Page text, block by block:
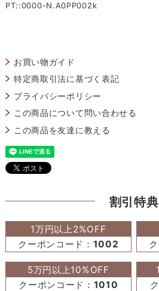
PT::0000-N.A0PP002k
お買い物ガイド
特定商取引法に基づく表記
プライバシーポリシー
この商品について問い合わせる
この商品を友達に教える
割引特典
1万円以上2%OFF
クーポンコード： 1002
5万円以上10%OFF
クーポンコード： 1010